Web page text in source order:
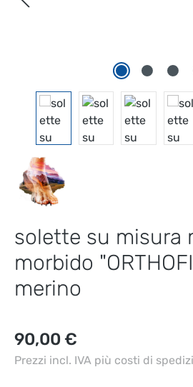
solette su misura
morbido
merino
Prezzo normale:
90,00 €
Prezzi incl. IVA più costi di